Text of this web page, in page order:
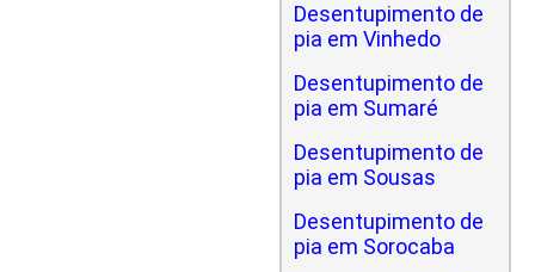
Desentupimento de
pia em Vinhedo
Desentupimento de
pia em Sumaré
Desentupimento de
pia em Sousas
Desentupimento de
pia em Sorocaba